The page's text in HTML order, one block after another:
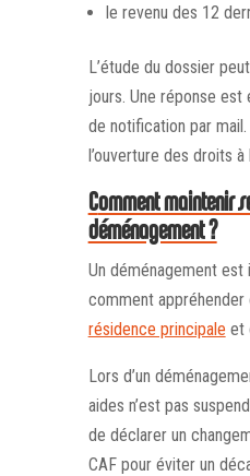
le revenu des 12
L’étude du dossier
jours. Une réponse
de notification par mail.
l’ouverture des droits à
Comment maintenir ses droits en cas de
déménagement ?
Un déménagement est
comment appréhender
résidence principale et
Lors d’un
aides n’est pas
de déclarer un
CAF pour éviter un